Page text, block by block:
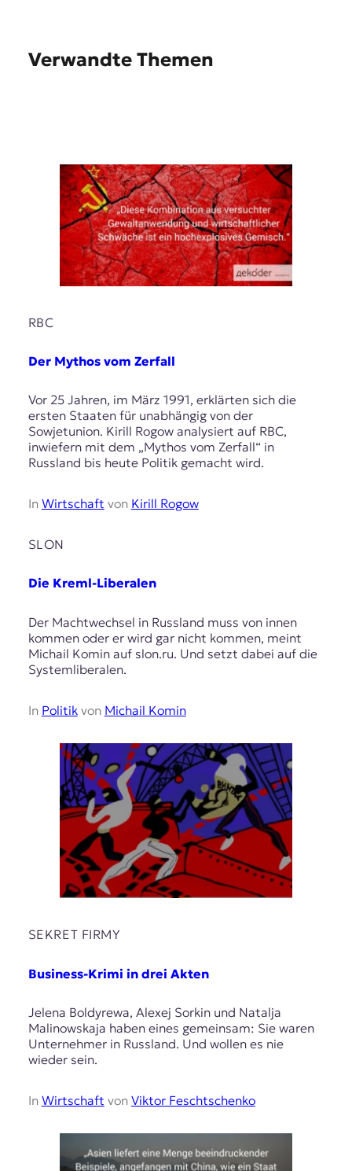
Verwandte Themen
RBC
Der Mythos vom Zerfall
Vor 25 Jahren, im März 1991, erklärten sich die
ersten Staaten für unabhängig von der
Sowjetunion. Kirill Rogow analysiert auf RBC,
inwiefern mit dem „Mythos vom Zerfall“ in
Russland bis heute Politik gemacht wird.
In Wirtschaft von Kirill Rogow
SLON
Die Kreml-Liberalen
Der Machtwechsel in Russland muss von innen
kommen oder er wird gar nicht kommen, meint
Michail Komin auf slon.ru. Und setzt dabei auf die
Systemliberalen.
In Politikvon Michail Komin
SEKRET FIRMY
Business-Krimi in drei Akten
Jelena Boldyrewa, Alexej Sorkin und Natalja
Malinowskaja haben eines gemeinsam: Sie waren
Unternehmer in Russland. Und wollen es nie
wieder sein.
In Wirtschaft von Viktor Feschtschenko